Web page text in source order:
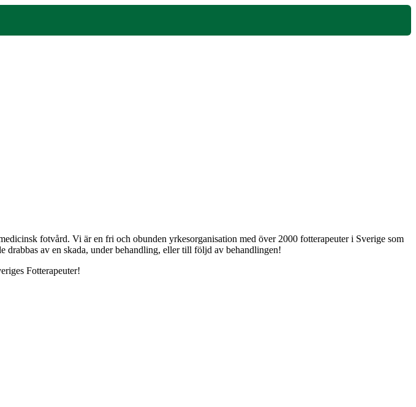
fotvård. Vi är en fri och obunden yrkesorganisation med över 2000 fotterapeuter i Sverige som
drabbas av en skada, under behandling, eller till följd av behandlingen!
Fotterapeuter!